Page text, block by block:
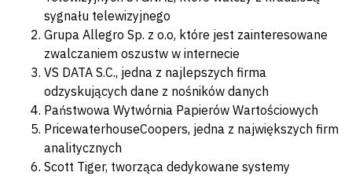
sygnału telewizyjnego
Grupa Allegro Sp. z o.o, które jest zainteresowane
zwalczaniem oszustw w internecie
VS DATA S.C., jedna z najlepszych firma
odzyskujących dane z nośników danych
Państwowa Wytwórnia Papierów Wartościowych
PricewaterhouseCoopers, jedna z największych firm
analitycznych
Scott Tiger, tworząca dedykowane systemy